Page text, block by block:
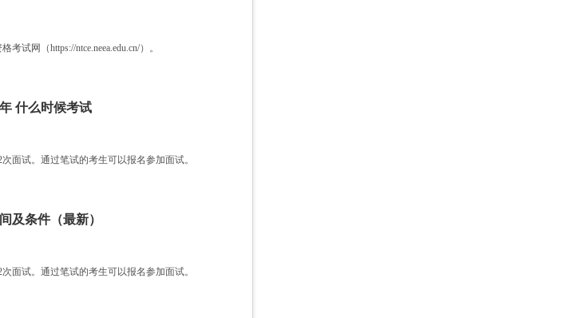
试网（https://ntce.neea.edu.cn/）。
什么时候考试
面试。通过笔试的考生可以报名参加面试。
及条件（最新）
面试。通过笔试的考生可以报名参加面试。